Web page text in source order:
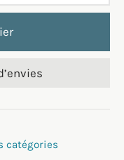
catégories